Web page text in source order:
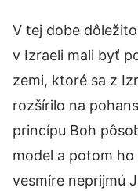
V tej dobe
v Izraeli mali byť
zemi, ktoré sa z
rozšírilo na
princípu Boh
model a potom
vesmíre neprijmú